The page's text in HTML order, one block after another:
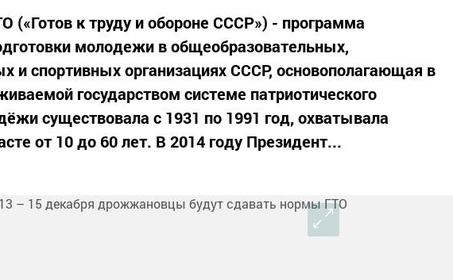
(«Готов к труду и обороне СССР») - программа
молодежи в общеобразовательных,
и спортивных организациях СССР, основополагающая в
государством системе патриотического
существовала с 1931 по 1991 год, охватывала
от 10 до 60 лет. В 2014 году Президент...